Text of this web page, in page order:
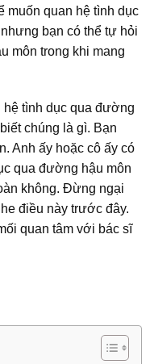
muốn quan hệ tình dục
bạn có thể tự hỏi
môn trong khi mang
hệ tình dục qua đường
chúng là gì. Bạn
Anh ấy hoặc cô ấy có
qua đường hậu môn
không. Đừng ngại
điều này trước đây.
quan tâm với bác sĩ